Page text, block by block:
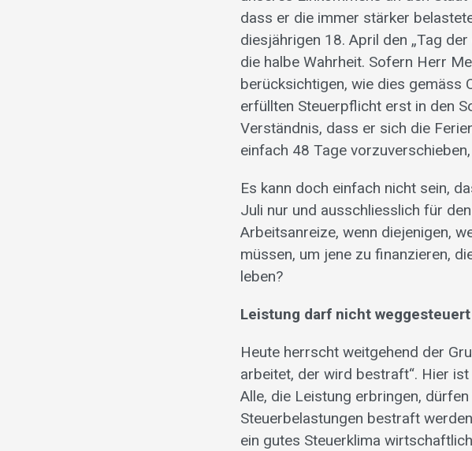
dass er die immer stärker
diesjährigen 18. April den „Tag
die halbe Wahrheit. Sofern Herr
berücksichtigen, wie dies gemäss
erfüllten Steuerpflicht erst in den
Verständnis, dass er sich die
einfach 48 Tage
Es kann doch einfach nicht sein,
Juli nur und ausschliesslich für
Arbeitsanreize, wenn diejenigen,
müssen, um jene zu finanzieren,
leben?
Leistung darf nicht
Heute herrscht weitgehend der
arbeitet, der wird bestraft“. Hier
Alle, die Leistung erbringen,
Steuerbelastungen bestraft
ein gutes Steuerklima